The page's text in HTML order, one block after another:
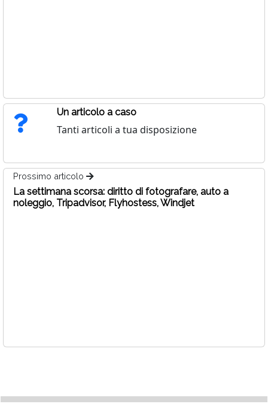
Un articolo a caso
Tanti articoli a tua disposizione
Prossimo articolo
La settimana scorsa: diritto di fotografare, auto a
noleggio, Tripadvisor, Flyhostess, Windjet